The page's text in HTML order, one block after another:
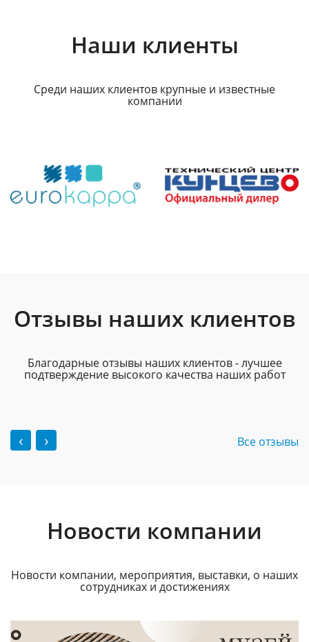
Наши клиенты
Среди наших клиентов крупные и известные
компании
Отзывы наших клиентов
Благодарные отзывы наших клиентов - лучшее
подтверждение высокого качества наших работ
‹ › Все отзывы
Новости компании
Новости компании, мероприятия, выставки, о наших
сотрудниках и достижениях